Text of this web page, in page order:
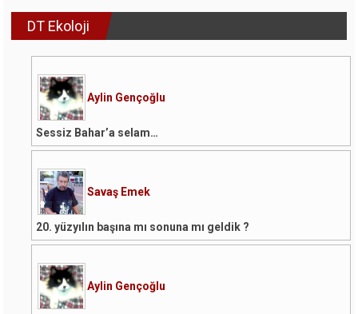
DT Ekoloji
Aylin Gençoğlu
Sessiz Bahar’a selam…
Savaş Emek
20. yüzyılın başına mı sonuna mı geldik ?
Aylin Gençoğlu